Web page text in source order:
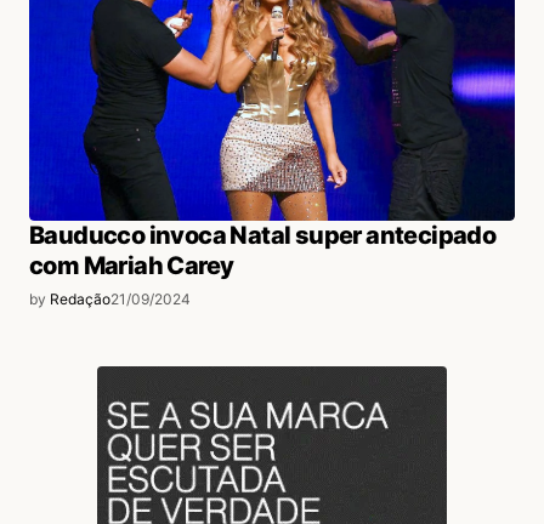
Bauducco invoca Natal super antecipado
com Mariah Carey
by Redação21/09/2024